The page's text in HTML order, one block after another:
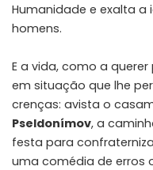
Humanidade e exalta
homens.
E a vida, como a
em situação que lhe
crenças: avista o
Pseldonímov, a
festa para
uma comédia de erros